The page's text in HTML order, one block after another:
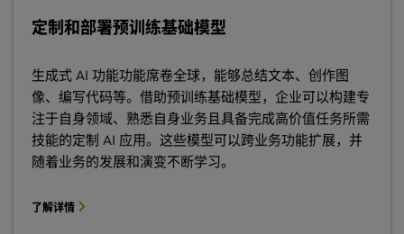
定制和部署预训练基础模型
生成式 AI 功能功能席卷全球，能够总结文本、创作图
像、编写代码等。借助预训练基础模型，企业可以构建专
注于自身领域、熟悉自身业务且具备完成高价值任务所需
技能的定制 AI 应用。这些模型可以跨业务功能扩展，并
随着业务的发展和演变不断学习。
了解详情